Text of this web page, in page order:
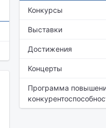
Конкурсы
Выставки
Достижения
Концерты
Программа